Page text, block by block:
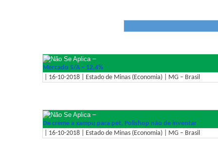
–
Mercado S/A – 12,4%
| 16-10-2018 | Estado de Minas (Economia) | MG – Brasil
–
De creme a xampu para pet, Polishop não de inventar
| 16-10-2018 | Estado de Minas (Economia) | MG – Brasil